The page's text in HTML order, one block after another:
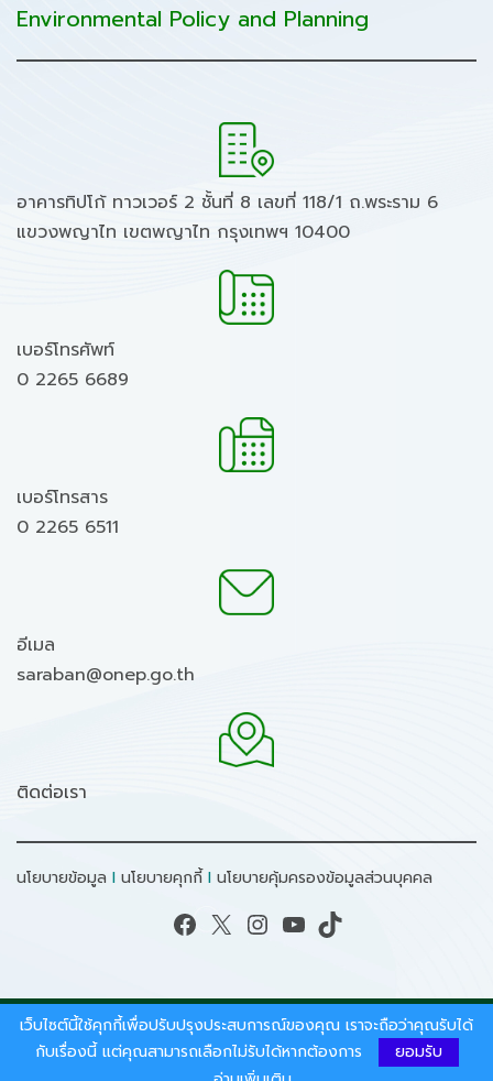
Environmental Policy and Planning
อาคารทิปโก้ ทาวเวอร์ 2 ชั้นที่ 8 เลขที่ 118/1 ถ.พระราม 6
แขวงพญาไท เขตพญาไท กรุงเทพฯ 10400
เบอร์โทรศัพท์
0 2265 6689
เบอร์โทรสาร
0 2265 6511
อีเมล
saraban@onep.go.th
ติดต่อเรา
นโยบายข้อมูล I นโยบายคุกกี้ I นโยบายคุ้มครองข้อมูลส่วนบุคคล
Facebook X Instagram YouTube TikTok
สงวนลิขสิทธิ์ © 2026 - สำนักงานนโยบายและแผน
ทรัพยากรธรรมชาติและสิ่งแวดล้อม.
เว็บไซต์นี้ใช้คุกกี้เพื่อปรับปรุงประสบการณ์ของคุณ เราจะถือว่าคุณรับได้
กับเรื่องนี้ แต่คุณสามารถเลือกไม่รับได้หากต้องการ
ยอมรับ